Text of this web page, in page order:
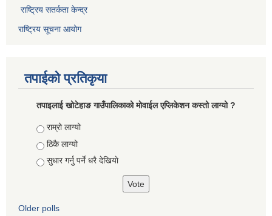
राष्ट्रिय सतर्कता केन्द्र
राष्ट्रिय सूचना आयोग
तपाईको प्रतिकृया
तपाइलाई खोटेहाङ गाउँपालिकाको माेवाईल एप्लिकेशन कस्तो लाग्यो ?
Choices
राम्रो लाग्यो
ठिकै लाग्यो
सुधार गर्नु पर्ने धरै देखियाे
Older polls